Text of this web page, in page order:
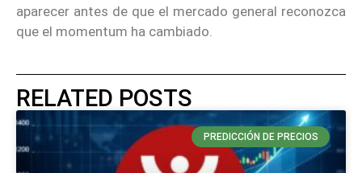
aparecer antes de que el mercado general reconozca
que el momentum ha cambiado.
RELATED POSTS
PREDICCIÓN DE PRECIOS